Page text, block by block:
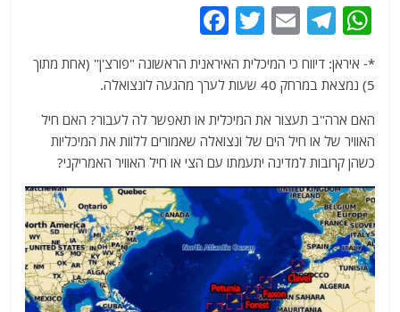
W
at
s
A
p
p
T
e
g
ra
m
E
m
ai
l
T
itt
er
c
e
b
o
o
k
*- איראן: דיווח כי המיכלית האיראנית הראשונה "פורצ'ן" (אחת מתוך
5) נמצאת במרחק 40 שעות לערך מהגעה לונצואלה.
האם ארה"ב תעצור את המיכלית או תאפשר לה לעבור? האם חיל
האוויר של או חיל הים של ונצואלה שאמורים ללוות את המיכליות
כשהן קרובות למדינה יתעמתו עם הצי או חיל האוויר האמריקני?